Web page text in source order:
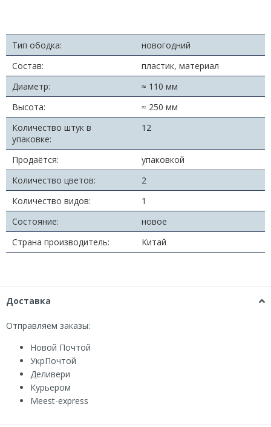
Тип ободка:
новогодний
Состав:
пластик, материал
Диаметр:
≈ 110 мм
Высота:
≈ 250 мм
Количество штук в
упаковке:
12
Продаётся:
упаковкой
Количество цветов:
2
Количество видов:
1
Состояние:
новое
Страна производитель:
Китай
Доставка
Отправляем заказы:
Новой Почтой
УкрПочтой
Деливери
Курьером
Мeest-express